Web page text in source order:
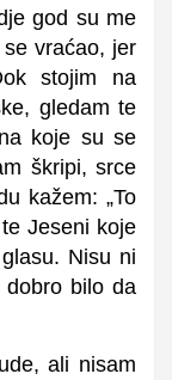
god su me
vraćao, jer
stojim na
gledam te
koje su se
škripi, srce
kažem: „To
Jeseni koje
Nisu ni
bilo da
ali nisam